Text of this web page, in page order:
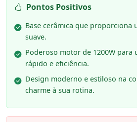
Pontos Positivos
Base cerâmica que proporciona
suave.
Poderoso motor de 1200W para
rápido e eficiência.
Design moderno e estiloso na
charme à sua rotina.